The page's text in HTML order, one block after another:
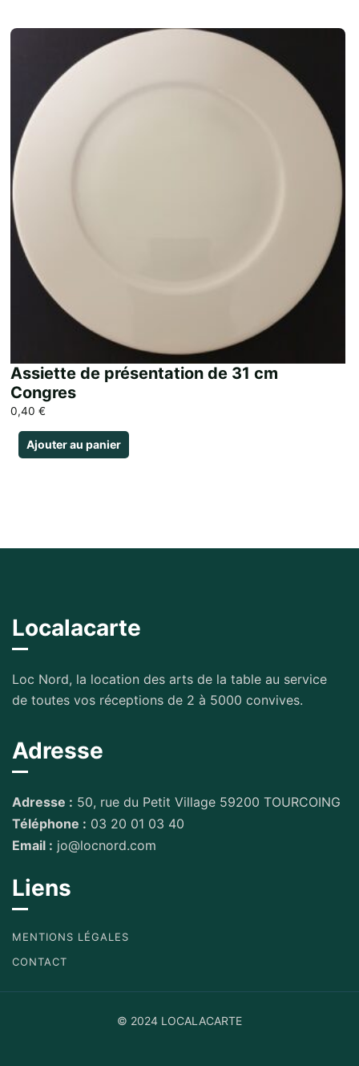
Assiette de présentation de 31 cm
Congres
0,40 €
Ajouter au panier
Localacarte
Loc Nord, la location des arts de la table au service
de toutes vos réceptions de 2 à 5000 convives.
Adresse
Adresse : 50, rue du Petit Village 59200 TOURCOING
Téléphone : 03 20 01 03 40
Email : jo@locnord.com
Liens
MENTIONS LÉGALES
CONTACT
© 2024 LOCALACARTE